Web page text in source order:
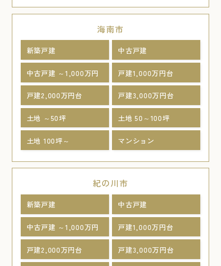
海南市
新築戸建 中古戸建
中古戸建 ～1,000万円 戸建1,000万円台
戸建2,000万円台 戸建3,000万円台
土地 ～50坪 土地 50～100坪
土地 100坪～ マンション
紀の川市
新築戸建 中古戸建
中古戸建 ～1,000万円 戸建1,000万円台
戸建2,000万円台 戸建3,000万円台